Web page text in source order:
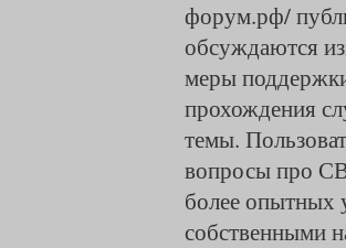
форум.рф/
обсуждаются
меры
прохождения
темы.
вопросы про
более опытных
собственными